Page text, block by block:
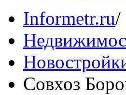
Informetr.ru/
Совхоз